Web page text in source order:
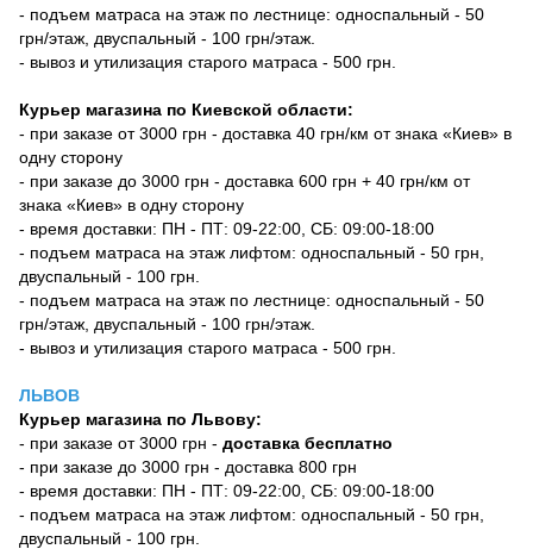
- подъем матраса на этаж по лестнице: односпальный - 50
грн/этаж, двуспальный - 100 грн/этаж.
- вывоз и утилизация старого матраса - 500 грн.
Курьер магазина по Киевской области:
- при заказе от 3000 грн - доставка 40 грн/км от знака «Киев» в
одну сторону
- при заказе до 3000 грн - доставка 600 грн + 40 грн/км от
знака «Киев» в одну сторону
- время доставки: ПН - ПТ: 09-22:00, СБ: 09:00-18:00
- подъем матраса на этаж лифтом: односпальный - 50 грн,
двуспальный - 100 грн.
- подъем матраса на этаж по лестнице: односпальный - 50
грн/этаж, двуспальный - 100 грн/этаж.
- вывоз и утилизация старого матраса - 500 грн.
ЛЬВОВ
Курьер магазина по Львову:
- при заказе от 3000 грн - доставка бесплатно
- при заказе до 3000 грн - доставка 800 грн
- время доставки: ПН - ПТ: 09-22:00, СБ: 09:00-18:00
- подъем матраса на этаж лифтом: односпальный - 50 грн,
двуспальный - 100 грн.